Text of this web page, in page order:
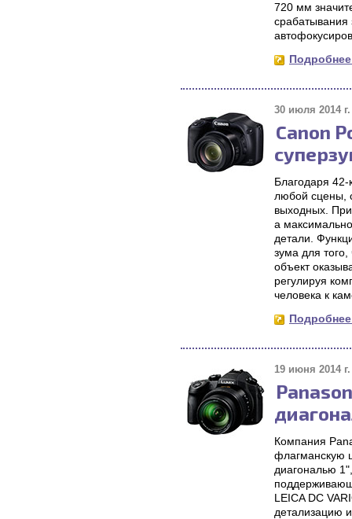
720 мм
срабатывания
30 июля 2014 г.
Canon
Благодаря 42-
любой сцены,
выходных.
а
детали.
зума для
объект
регулируя
человека к
19 июня 2014 г.
Компания
флагманскую
диагональю
LEICA DC
детализацию